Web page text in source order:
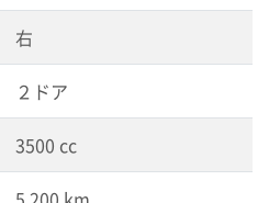
右
２ドア
3500 cc